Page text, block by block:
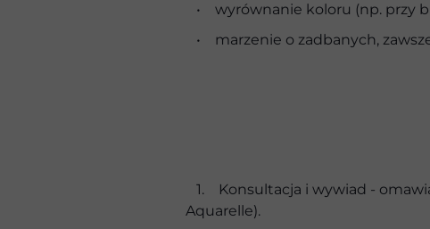
1. Konsultacja i wywiad -
Aquarelle).
• wyrównanie koloru (np. przy
• marzenie o zadbanych,